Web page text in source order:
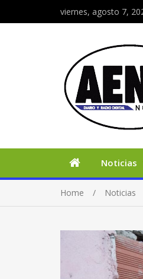
viernes, agosto 7,
Noticias
Home Noticias